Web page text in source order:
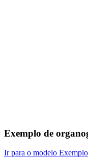
Exemplo de
Ir para o modelo